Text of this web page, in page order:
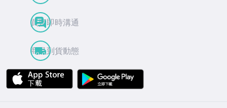
買賣即時溝通
商品到貨動態
APP Store